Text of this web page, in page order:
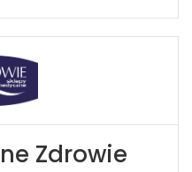
Zdrowie